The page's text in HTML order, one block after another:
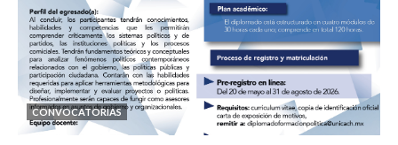
CONVOCATORIAS